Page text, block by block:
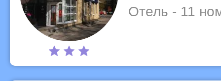
Отель - 11